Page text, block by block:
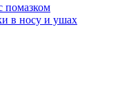
помазком
в носу и ушах